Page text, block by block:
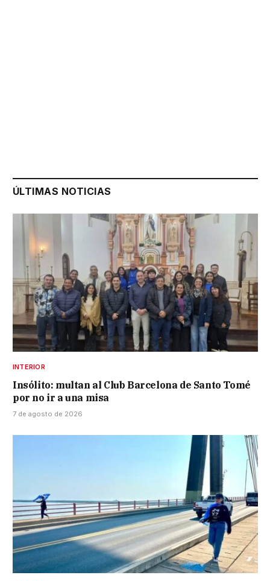
ÚLTIMAS NOTICIAS
INTERIOR
Insólito: multan al Club Barcelona de Santo Tomé
por no ir a una misa
7 de agosto de 2026